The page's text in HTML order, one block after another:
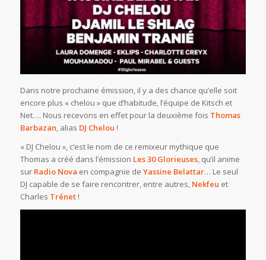
Dans notre prochaine émission, il y a des chance qu’elle soit
encore plus « chelou » que d’habitude, l’équipe de Kitsch et
Net…. Nous recevons en effet pour la deuxième fois Thomas
Barbazan, alias DJ Chelou !
« DJ Chelou », c’est le nom de ce remixeur mythique que
Thomas a créé dans l’émission Les 30 Glorieuses, qu’il anime
sur Radio Nova en compagnie de Yassine Belattar… Le seul
DJ capable de se faire rencontrer, entre autres, Nekfeu et
Charles Trénet!